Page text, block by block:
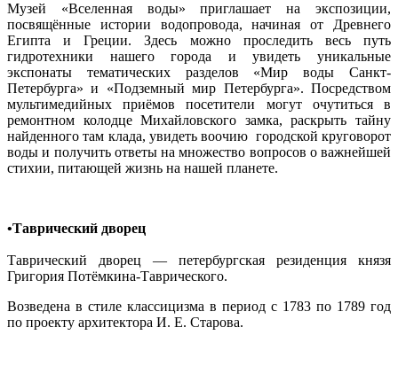
Музей «Вселенная воды» приглашает на экспозиции,
посвящённые истории водопровода, начиная от Древнего
Египта и Греции. Здесь можно проследить весь путь
гидротехники нашего города и увидеть уникальные
экспонаты тематических разделов «Мир воды Санкт-
Петербурга» и «Подземный мир Петербурга». Посредством
мультимедийных приёмов посетители могут очутиться в
ремонтном колодце Михайловского замка, раскрыть тайну
найденного там клада, увидеть воочию городской круговорот
воды и получить ответы на множество вопросов о важнейшей
стихии, питающей жизнь на нашей планете.
•Таврический дворец
Таврический дворец — петербургская резиденция князя
Григория Потёмкина-Таврического.
Возведена в стиле классицизма в период с 1783 по 1789 год
по проекту архитектора И. Е. Старова.